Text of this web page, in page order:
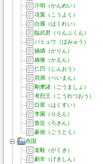
汗明（かんめい）
項翼（こうよく）
白麗（はくれい）
臨武君（りんぶくん）
バミュウ（ばみゅう）
媧燐（かりん）
媧偃（かえん）
仁凹（じんおう）
貝満（べいまん）
剛摩諸（ごうましょ）
考烈王（こうれつおう）
白翠（はくすい）
李園（りえん）
魯近（ろきん）
豪徳（ごうとく）
燕国
楽毅（がくき）
劇辛（げきしん）